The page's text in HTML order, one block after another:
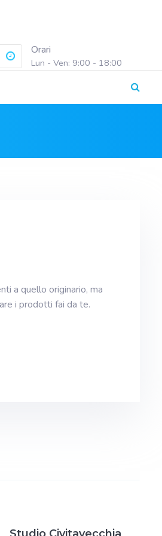
Orari
Lun - Ven: 9:00 - 18:00
a quello originario, ma
i prodotti fai da te.